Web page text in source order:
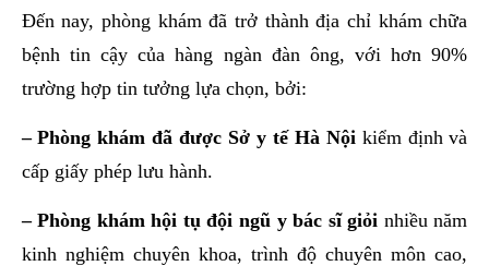
Đến nay, phòng khám đã trở thành địa chỉ khám chữa
bệnh tin cậy của hàng ngàn đàn ông, với hơn 90%
trường hợp tin tưởng lựa chọn, bởi:
– Phòng khám đã được Sở y tế Hà Nội kiểm định và
cấp giấy phép lưu hành.
– Phòng khám hội tụ đội ngũ y bác sĩ giỏi nhiều năm
kinh nghiệm chuyên khoa, trình độ chuyên môn cao,